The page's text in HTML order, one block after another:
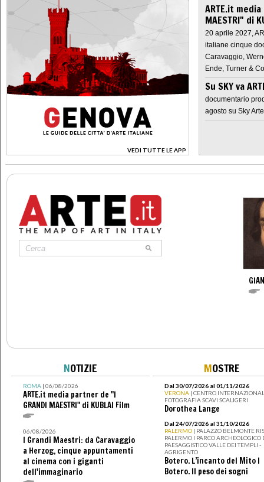
VEDI TUTTE LE APP
>
ARTE.it
MAESTRI" di
20 aprile 2027,
italiane cinque
Caravaggio,
Ende, Turner &
Su SKY va
documentario
agosto su Sky Arte
NOTIZIE
ROMA| 06/08/2026
ARTE.it media partner de "I
GRANDI MAESTRI" di KUBLAI Film
06/08/2026
I Grandi Maestri: da Caravaggio
a Herzog, cinque appuntamenti
al cinema con i giganti
dell'immaginario
MOSTRE
Dal 30/07/2026 al 01/11/2026
VERONA | CENTRO
FOTOGRAFIA SCAVI SCALIGERI
Dorothea Lange
Dal 24/07/2026 al 31/10/2026
PALERMO | PALAZZO BELMONTE
PALERMO I PARCO ARCHEOLOGICO
PAESAGGISTICO VALLE DEI TEMPLI -
AGRIGENTO
Botero. L’incanto del Mito I
Botero. Il peso dei sogni